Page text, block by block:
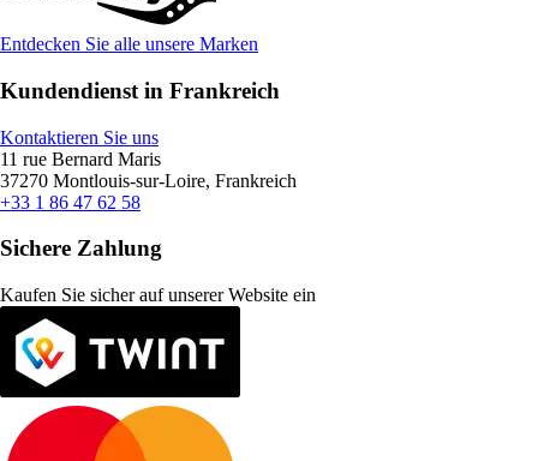
Entdecken Sie alle unsere Marken
Kundendienst in Frankreich
Kontaktieren Sie uns
11 rue Bernard Maris
37270 Montlouis-sur-Loire, Frankreich
+33 1 86 47 62 58
Sichere Zahlung
Kaufen Sie sicher auf unserer Website ein